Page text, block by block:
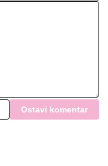
Ostavi komentar